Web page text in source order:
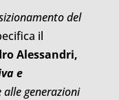
del
il
Alessandri,
e
generazioni